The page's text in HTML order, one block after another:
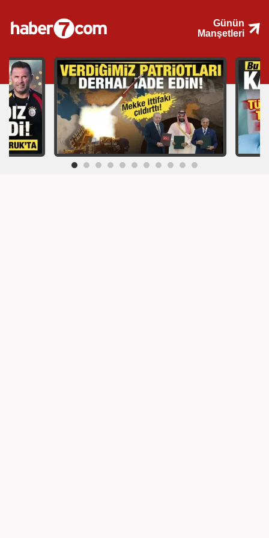
Günün
Manşetleri